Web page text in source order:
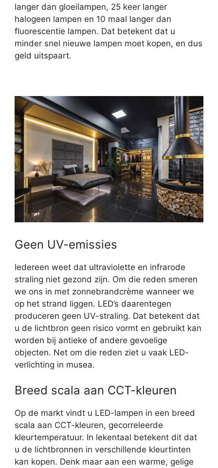
langer dan gloeilampen, 25 keer langer
halogeen lampen en 10 maal langer dan
fluorescentie lampen. Dat betekent dat u
minder snel nieuwe lampen moet kopen, en dus
geld uitspaart.
Geen UV-emissies
Iedereen weet dat ultraviolette en infrarode
straling niet gezond zijn. Om die reden smeren
we ons in met zonnebrandcrème wanneer we
op het strand liggen. LED’s daarentegen
produceren geen UV-straling. Dat betekent dat
u de lichtbron geen risico vormt en gebruikt kan
worden bij antieke of andere gevoelige
objecten. Net om die reden ziet u vaak LED-
verlichting in musea.
Breed scala aan CCT-kleuren
Op de markt vindt u LED-lampen in een breed
scala aan CCT-kleuren, gecorreleerde
kleurtemperatuur. In lekentaal betekent dit dat
u de lichtbronnen in verschillende kleurtinten
kan kopen. Denk maar aan een warme, gelige